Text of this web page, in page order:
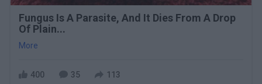
Fungus Is A Parasite, And It Dies From A Drop
Of Plain...
More
400 35 113